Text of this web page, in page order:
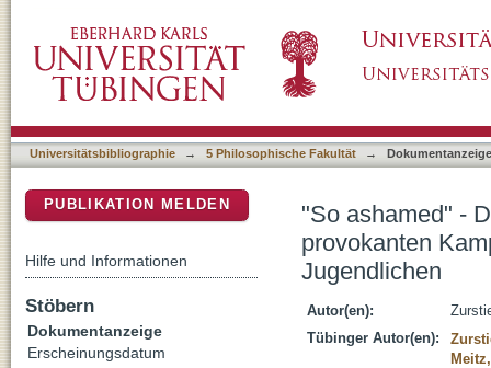
Adipositas bei Kindern und Jugendlichen
Universitätsbibliographie → 5 Philosophische Fakultät → Dokumentanzeige
"So ashamed" -
provokanten
Jugendlichen
Autor(en):
Tübinger Autor(en):
PUBLIKATION MELDEN
Hilfe und Informationen
Stöbern
Dokumentanzeige
Erscheinungsdatum